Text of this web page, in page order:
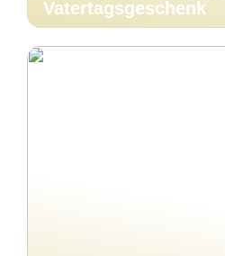
Vatertagsgeschenk